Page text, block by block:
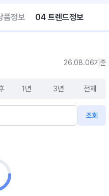
품정보 04 트렌드정보
26.08.06기준
1년 3년 전체
조회